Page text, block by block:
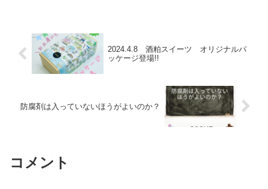
2024.4.8 酒粕スイーツ オリジナルパ
ッケージ登場!!
防腐剤は入っていないほうがよいのか？
コメント